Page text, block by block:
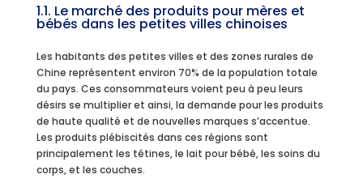
1.1. Le marché des produits pour mères et
bébés dans les petites villes chinoises
Les habitants des petites villes et des zones rurales de
Chine représentent environ 70% de la population totale
du pays. Ces consommateurs voient peu à peu leurs
désirs se multiplier et ainsi, la demande pour les produits
de haute qualité et de nouvelles marques s’accentue.
Les produits plébiscités dans ces régions sont
principalement les tétines, le lait pour bébé, les soins du
corps, et les couches.